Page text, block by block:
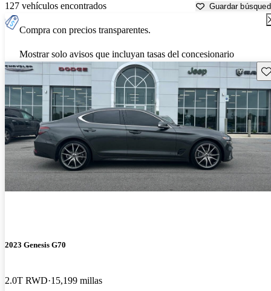
127 vehículos encontrados Guardar
Compra con precios transparentes.
Mostrar solo avisos que incluyan tasas del concesionario
2023 Genesis G70
2.0T RWD 15,199 millas